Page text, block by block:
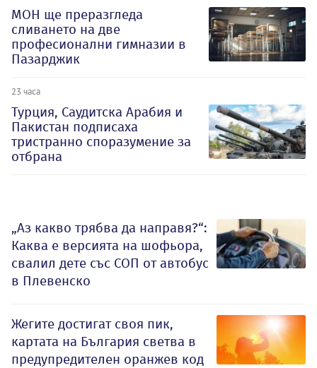
МОН ще преразгледа
сливането на две
професионални гимназии в
Пазарджик
23 часа
Турция, Саудитска Арабия и
Пакистан подписаха
тристранно споразумение за
отбрана
„Аз какво трябва да направя?“:
Каква е версията на шофьора,
свалил дете със СОП от автобус
в Плевенско
Жегите достигат своя пик,
картата на България светва в
предупредителен оранжев код